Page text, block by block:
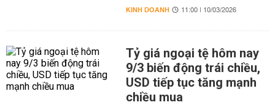
KINH DOANH 11:00 | 10/03/2026
Tỷ giá ngoại tệ hôm nay
9/3 biến động trái chiều,
USD tiếp tục tăng mạnh
chiều mua